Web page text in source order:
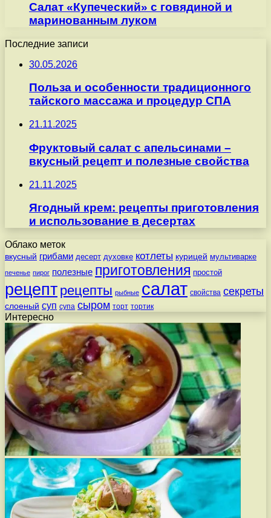
Салат «Купеческий» с говядиной и
маринованным луком
Последние записи
30.05.2026
Польза и особенности традиционного
тайского массажа и процедур СПА
21.11.2025
Фруктовый салат с апельсинами –
вкусный рецепт и полезные свойства
21.11.2025
Ягодный крем: рецепты приготовления
и использование в десертах
Облако меток
вкусный грибами десерт духовке котлеты курицей мультиварке
печенье пирог полезные приготовления простой
рецепт рецепты рыбные салат свойства секреты
слоеный суп супа сыром торт тортик
Интересно